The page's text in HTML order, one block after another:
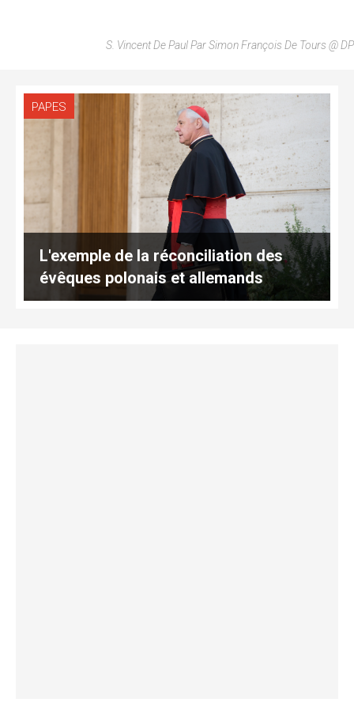
S. Vincent De Paul Par Simon François De Tours @ DP
PAPES
L'exemple de la réconciliation des
évêques polonais et allemands